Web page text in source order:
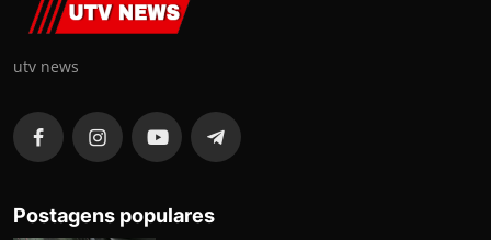
utv news
Postagens populares